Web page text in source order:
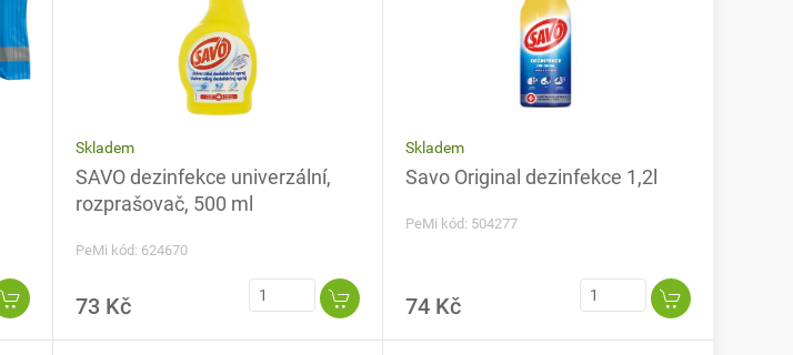
Skladem
SAVO dezinfekce univerzální,
rozprašovač, 500 ml
PeMi kód: 624670
73 Kč
Skladem
Savo Original dezinfekce 1,2l
PeMi kód: 504277
74 Kč